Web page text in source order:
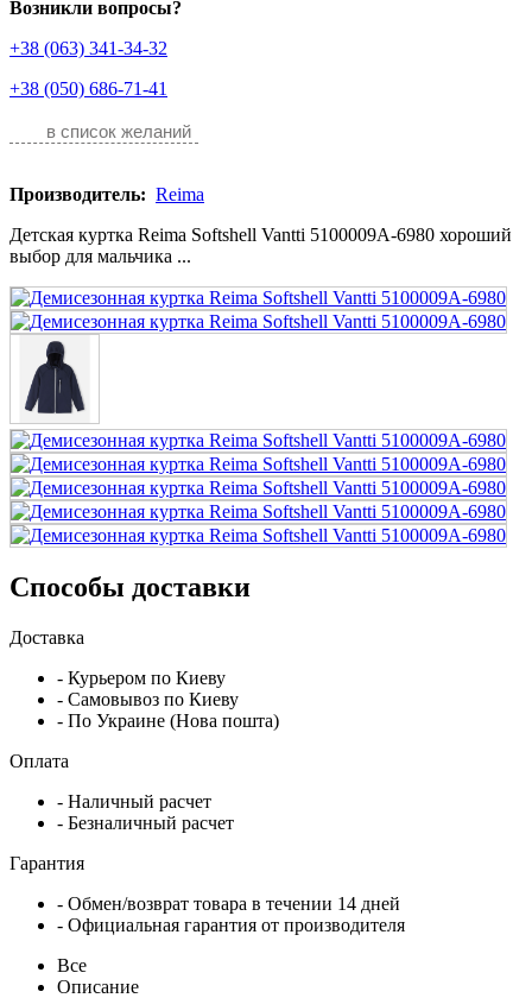
Возникли вопросы?
+38 (063) 341-34-32
+38 (050) 686-71-41
в список желаний
Производитель: Reima
Детская куртка Reima Softshell Vantti 5100009A-6980 хороший
выбор для мальчика ...
Способы доставки
Доставка
- Курьером по Киеву
- Самовывоз по Киеву
- По Украине (Нова пошта)
Оплата
- Наличный расчет
- Безналичный расчет
Гарантия
- Обмен/возврат товара в течении 14 дней
- Официальная гарантия от производителя
Все
Описание